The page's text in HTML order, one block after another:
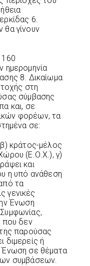
6.
θα γίνουν
ημερομηνία
8. Δικαίωμα
στη
σύμβασης
και, σε
φορέων, τα
σε:
κράτος-μέλος
(Ε.Ο.Χ.), γ)
και
η υπό ανάθεση
τα
γενικές
Ένωση
που δεν
παρούσας
διμερείς ή
Ένωση σε θέματα
συμβάσεων.